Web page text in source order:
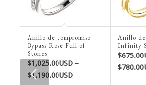
Anillo de compromiso
Bypass Rose Full of
Stones
$1,025.00USD –
$1,190.00USDPrice
Anillo de
Infinity
$
$